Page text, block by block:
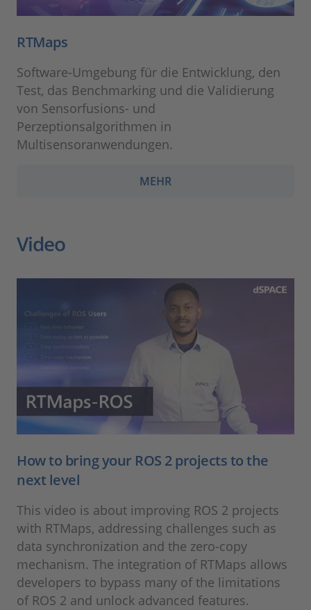
RTMaps
Software-Umgebung für die Entwicklung, den
Test, das Benchmarking und die Validierung
von Sensorfusions- und
Perzeptionsalgorithmen in
Multisensoranwendungen.
MEHR
Video
How to bring your ROS 2 projects to the
next level
This video is about improving ROS 2 projects
with RTMaps, addressing challenges such as
data synchronization and the zero-copy
mechanism. The integration of RTMaps allows
developers to bypass many of the limitations
of ROS 2 and unlock advanced features.